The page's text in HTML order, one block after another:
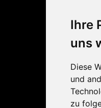
Ihre
uns
Diese
und
zu